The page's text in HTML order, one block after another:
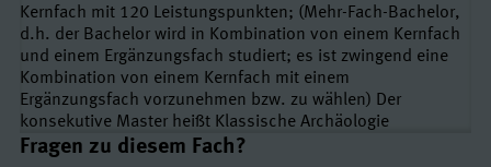
Kernfach mit 120 Leistungspunkten; (Mehr-Fach-Bachelor,
d.h. der Bachelor wird in Kombination von einem Kernfach
und einem Ergänzungsfach studiert; es ist zwingend eine
Kombination von einem Kernfach mit einem
Ergänzungsfach vorzunehmen bzw. zu wählen) Der
konsekutive Master heißt Klassische Archäologie
Links und Kontakte
Fragen zu diesem Fach?